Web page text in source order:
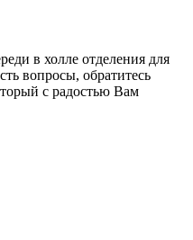
в холле отделения для
вопросы, обратитесь
с радостью Вам